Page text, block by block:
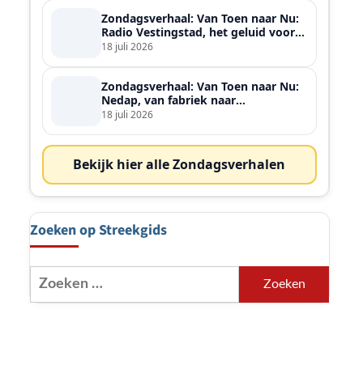
Zondagsverhaal: Van Toen naar Nu:
Radio Vestingstad, het geluid voor
heel de streek
18 juli 2026
Zondagsverhaal: Van Toen naar Nu:
Nedap, van fabriek naar
wereldspeler
18 juli 2026
Bekijk hier alle Zondagsverhalen
Zoeken op Streekgids
Zoeken
naar: